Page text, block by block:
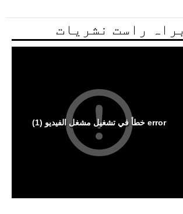
براہ راست نشریات